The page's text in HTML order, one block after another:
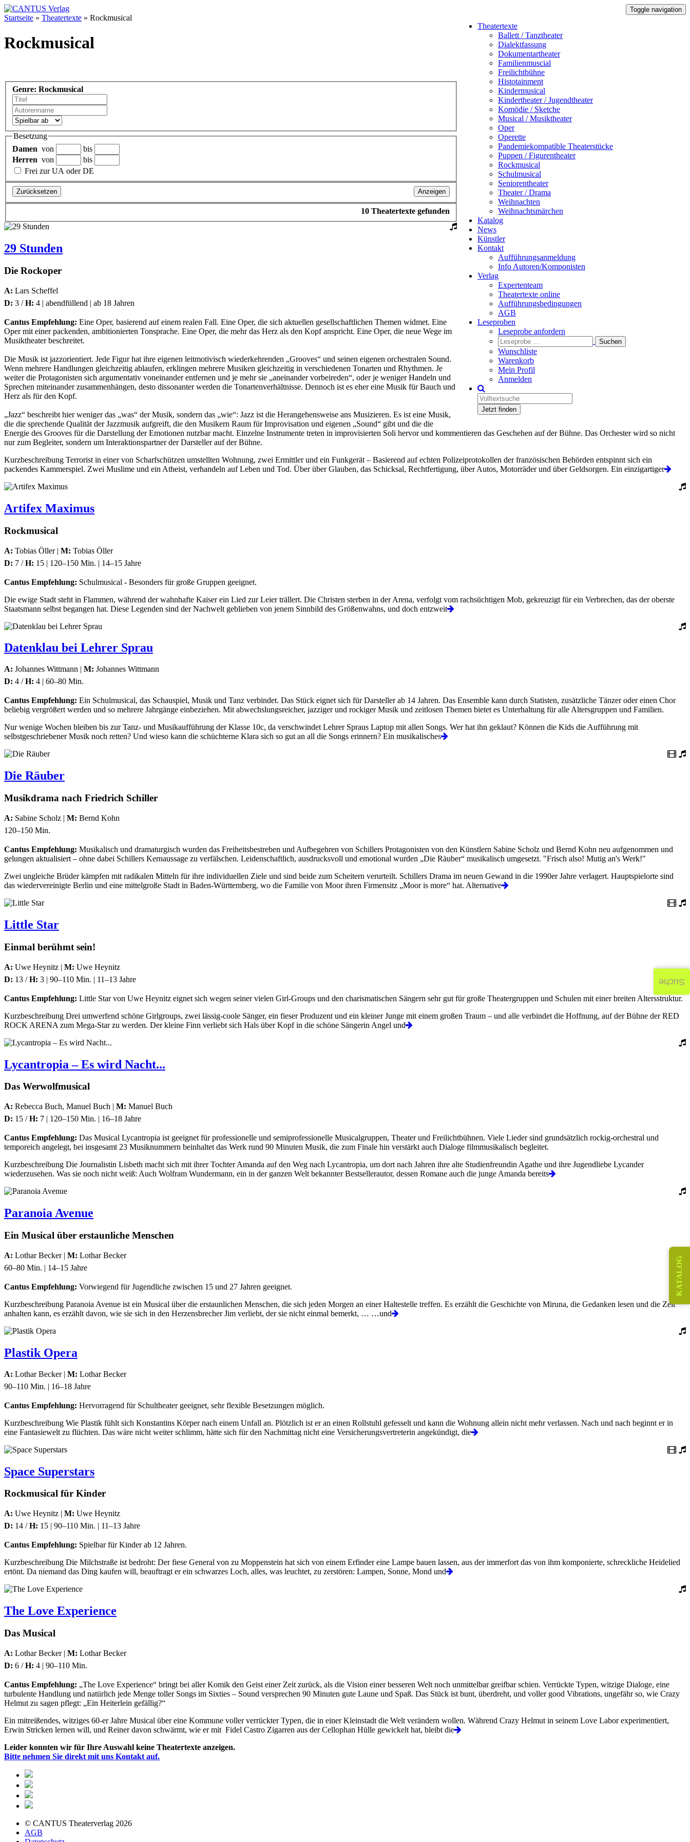
Toggle navigation
Theatertexte
Ballett / Tanztheater
Dialektfassung
Dokumentartheater
Familienmuscial
Freilichtbühne
Histotainment
Kindermusical
Kindertheater / Jugendtheater
Komödie / Sketche
Musical / Musiktheater
Oper
Operette
Pandemiekompatible Theaterstücke
Puppen / Figurentheater
Rockmusical
Schulmusical
Seniorentheater
Theater / Drama
Weihnachten
Weihnachtsmärchen
Katalog
News
Künstler
Kontakt
Aufführungsanmeldung
Info Autoren/Komponisten
Verlag
Expertenteam
Theatertexte online
Aufführungsbedingungen
AGB
Leseproben
Leseprobe anfordern
Wunschliste
Warenkorb
Mein Profil
Anmelden
Jetzt finden
Startseite » Theatertexte » Rockmusical
Rockmusical
Genre: Rockmusical
Besetzung
Damen von
bis
Herren von
bis
Frei zur UA oder DE
Anzeigen
Zurücksetzen
10 Theatertexte gefunden
29 Stunden
Die Rockoper
A: Lars Scheffel
D: 3 /H: 4 | abendfüllend | ab 18 Jahren
Cantus Empfehlung: Eine Oper, basierend auf einem realen Fall. Eine Oper, die sich aktuellen gesellschaftlichen Themen widmet. Eine
Oper mit einer packenden, ambitionierten Tonsprache. Eine Oper, die mehr das Herz als den Kopf anspricht. Eine Oper, die neue Wege im
Musiktheater beschreitet.
Die Musik ist jazzorientiert. Jede Figur hat ihre eigenen leitmotivisch wiederkehrenden „Grooves“ und seinen eigenen orchestralen Sound.
Wenn mehrere Handlungen gleichzeitig ablaufen, erklingen mehrere Musiken gleichzeitig in verschiedenen Tonarten und Rhythmen. Je
weiter die Protagonisten sich argumentativ voneinander entfernen und je mehr sie „aneinander vorbeireden“, oder je weniger Handeln und
Sprechen miteinander zusammenhängen, desto dissonanter werden die Tonartenverhältnisse. Dennoch ist es eher eine Musik für Bauch und
Herz als für den Kopf.
„Jazz“ beschreibt hier weniger das „was“ der Musik, sondern das „wie“: Jazz ist die Herangehensweise ans Musizieren. Es ist eine Musik,
die die sprechende Qualität der Jazzmusik aufgreift, die den Musikern Raum für Improvisation und eigenen „Sound“ gibt und die die
Energie des Grooves für die Darstellung der Emotionen nutzbar macht. Einzelne Instrumente treten in improvisierten Soli hervor und kommentieren das Geschehen auf der Bühne. Das Orchester wird so nicht
nur zum Begleiter, sondern um Interaktionspartner der Darsteller auf der Bühne.
Kurzbeschreibung Terrorist in einer von Scharfschützen umstellten Wohnung, zwei Ermittler und ein Funkgerät – Basierend auf echten Polizeiprotokollen der französischen Behörden entspinnt sich ein
packendes Kammerspiel. Zwei Muslime und ein Atheist, verhandeln auf Leben und Tod. Über über Glauben, das Schicksal, Rechtfertigung, über Autos, Motorräder und über Geldsorgen. Ein einzigartiger
Artifex Maximus
Rockmusical
A: Tobias Öller | M: Tobias Öller
D: 7 /H: 15 | 120–150 Min. | 14–15 Jahre
Cantus Empfehlung: Schulmusical - Besonders für große Gruppen geeignet.
Die ewige Stadt steht in Flammen, während der wahnhafte Kaiser ein Lied zur Leier trällert. Die Christen sterben in der Arena, verfolgt vom rachsüchtigen Mob, gekreuzigt für ein Verbrechen, das der oberste
Staatsmann selbst begangen hat. Diese Legenden sind der Nachwelt geblieben von jenem Sinnbild des Größenwahns, und doch entzweit
Datenklau bei Lehrer Sprau
A: Johannes Wittmann | M: Johannes Wittmann
D: 4 /H: 4 | 60–80 Min.
Cantus Empfehlung: Ein Schulmusical, das Schauspiel, Musik und Tanz verbindet. Das Stück eignet sich für Darsteller ab 14 Jahren. Das Ensemble kann durch Statisten, zusätzliche Tänzer oder einen Chor
beliebig vergrößert werden und so mehrere Jahrgänge einbeziehen. Mit abwechslungsreicher, jazziger und rockiger Musik und zeitlosen Themen bietet es Unterhaltung für alle Altersgruppen und Familien.
Nur wenige Wochen bleiben bis zur Tanz- und Musikaufführung der Klasse 10c, da verschwindet Lehrer Spraus Laptop mit allen Songs. Wer hat ihn geklaut? Können die Kids die Aufführung mit
selbstgeschriebener Musik noch retten? Und wieso kann die schüchterne Klara sich so gut an all die Songs erinnern? Ein musikalisches
Die Räuber
Musikdrama nach Friedrich Schiller
A: Sabine Scholz | M: Bernd Kohn
120–150 Min.
Cantus Empfehlung: Musikalisch und dramaturgisch wurden das Freiheitsbestreben und Aufbegehren von Schillers Protagonisten von den Künstlern Sabine Scholz und Bernd Kohn neu aufgenommen und
gelungen aktualisiert – ohne dabei Schillers Kernaussage zu verfälschen. Leidenschaftlich, ausdrucksvoll und emotional wurden „Die Räuber“ musikalisch umgesetzt. "Frisch also! Mutig an's Werk!"
Zwei ungleiche Brüder kämpfen mit radikalen Mitteln für ihre individuellen Ziele und sind beide zum Scheitern verurteilt. Schillers Drama im neuen Gewand in die 1990er Jahre verlagert. Hauptspielorte sind
das wiedervereinigte Berlin und eine mittelgroße Stadt in Baden-Württemberg, wo die Familie von Moor ihren Firmensitz „Moor is more“ hat. Alternative
Little Star
Einmal berühmt sein!
A: Uwe Heynitz | M: Uwe Heynitz
D: 13 /H: 3 | 90–110 Min. | 11–13 Jahre
Cantus Empfehlung: Little Star von Uwe Heynitz eignet sich wegen seiner vielen Girl-Groups und den charismatischen Sängern sehr gut für große Theatergruppen und Schulen mit einer breiten Altersstruktur.
Kurzbeschreibung Drei umwerfend schöne Girlgroups, zwei lässig-coole Sänger, ein fieser Produzent und ein kleiner Junge mit einem großen Traum – und alle verbindet die Hoffnung, auf der Bühne der RED
ROCK ARENA zum Mega-Star zu werden. Der kleine Finn verliebt sich Hals über Kopf in die schöne Sängerin Angel und
Lycantropia – Es wird Nacht...
Das Werwolfmusical
A: Rebecca Buch, Manuel Buch | M: Manuel Buch
D: 15 /H: 7 | 120–150 Min. | 16–18 Jahre
Cantus Empfehlung: Das Musical Lycantropia ist geeignet für professionelle und semiprofessionelle Musicalgruppen, Theater und Freilichtbühnen. Viele Lieder sind grundsätzlich rockig-orchestral und
temporeich angelegt, bei insgesamt 23 Musiknummern beinhaltet das Werk rund 90 Minuten Musik, die zum Finale hin verstärkt auch Dialoge filmmusikalisch begleitet.
Kurzbeschreibung Die Journalistin Lisbeth macht sich mit ihrer Tochter Amanda auf den Weg nach Lycantropia, um dort nach Jahren ihre alte Studienfreundin Agathe und ihre Jugendliebe Lycander
wiederzusehen. Was sie noch nicht weiß: Auch Wolfram Wundermann, ein in der ganzen Welt bekannter Bestsellerautor, dessen Romane auch die junge Amanda bereits
Paranoia Avenue
Ein Musical über erstaunliche Menschen
A: Lothar Becker | M: Lothar Becker
60–80 Min. | 14–15 Jahre
Cantus Empfehlung: Vorwiegend für Jugendliche zwischen 15 und 27 Jahren geeignet.
Kurzbeschreibung Paranoia Avenue ist ein Musical über die erstaunlichen Menschen, die sich jeden Morgen an einer Haltestelle treffen. Es erzählt die Geschichte von Miruna, die Gedanken lesen und die Zeit
anhalten kann, es erzählt davon, wie sie sich in den Herzensbrecher Jim verliebt, der sie nicht einmal bemerkt, … …und
Plastik Opera
A: Lothar Becker | M: Lothar Becker
90–110 Min. | 16–18 Jahre
Cantus Empfehlung: Hervorragend für Schultheater geeignet, sehr flexible Besetzungen möglich.
Kurzbeschreibung Wie Plastik fühlt sich Konstantins Körper nach einem Unfall an. Plötzlich ist er an einen Rollstuhl gefesselt und kann die Wohnung allein nicht mehr verlassen. Nach und nach beginnt er in
eine Fantasiewelt zu flüchten. Das wäre nicht weiter schlimm, hätte sich für den Nachmittag nicht eine Versicherungsvertreterin angekündigt, die
Space Superstars
Rockmusical für Kinder
A: Uwe Heynitz | M: Uwe Heynitz
D: 14 /H: 15 | 90–110 Min. | 11–13 Jahre
Cantus Empfehlung: Spielbar für Kinder ab 12 Jahren.
Kurzbeschreibung Die Milchstraße ist bedroht: Der fiese General von zu Moppenstein hat sich von einem Erfinder eine Lampe bauen lassen, aus der immerfort das von ihm komponierte, schreckliche Heidelied
ertönt. Da niemand das Ding kaufen will, beauftragt er ein schwarzes Loch, alles, was leuchtet, zu zerstören: Lampen, Sonne, Mond und
The Love Experience
Das Musical
A: Lothar Becker | M: Lothar Becker
D: 6 /H: 4 | 90–110 Min.
Cantus Empfehlung: „The Love Experience“ bringt bei aller Komik den Geist einer Zeit zurück, als die Vision einer besseren Welt noch unmittelbar greifbar schien. Verrückte Typen, witzige Dialoge, eine
turbulente Handlung und natürlich jede Menge toller Songs im Sixties – Sound versprechen 90 Minuten gute Laune und Spaß. Das Stück ist bunt, überdreht, und voller good Vibrations, ungefähr so, wie Crazy
Helmut zu sagen pflegt: „Ein Heiterlein gefällig?“
Ein mitreißendes, witziges 60-er Jahre Musical über eine Kommune voller verrückter Typen, die in einer Kleinstadt die Welt verändern wollen. Während Crazy Helmut in seinem Love Labor experimentiert,
Erwin Stricken lernen will, und Reiner davon schwärmt, wie er mit Fidel Castro Zigarren aus der Cellophan Hülle gewickelt hat, bleibt die
Leider konnten wir für Ihre Auswahl keine Theatertexte anzeigen.
Bitte nehmen Sie direkt mit uns Kontakt auf.
© CANTUS Theaterverlag 2026
AGB
KATALOG
Suche